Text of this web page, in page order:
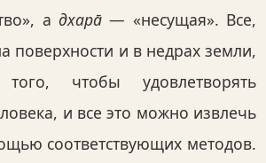
а дхара̄ — «несущая». Все,
поверхности и в недрах земли,
чтобы удовлетворять
и все это можно извлечь
соответствующих методов.